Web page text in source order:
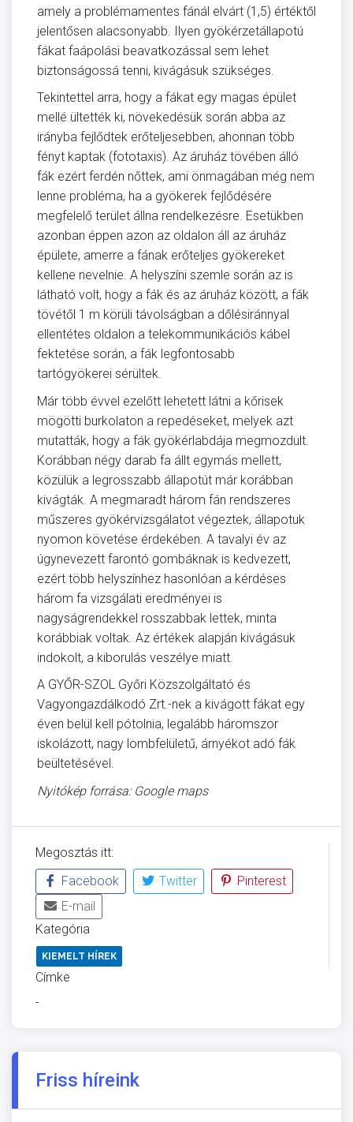
amely a problémamentes fánál elvárt (1,5) értéktől
jelentősen alacsonyabb. Ilyen gyökérzetállapotú
fákat faápolási beavatkozással sem lehet
biztonságossá tenni, kivágásuk szükséges.
Tekintettel arra, hogy a fákat egy magas épület
mellé ültették ki, növekedésük során abba az
irányba fejlődtek erőteljesebben, ahonnan több
fényt kaptak (fototaxis). Az áruház tövében álló
fák ezért ferdén nőttek, ami önmagában még nem
lenne probléma, ha a gyökerek fejlődésére
megfelelő terület állna rendelkezésre. Esetükben
azonban éppen azon az oldalon áll az áruház
épülete, amerre a fának erőteljes gyökereket
kellene nevelnie. A helyszíni szemle során az is
látható volt, hogy a fák és az áruház között, a fák
tövétől 1 m körüli távolságban a dőlésiránnyal
ellentétes oldalon a telekommunikációs kábel
fektetése során, a fák legfontosabb
tartógyökerei sérültek.
Már több évvel ezelőtt lehetett látni a kőrisek
mögötti burkolaton a repedéseket, melyek azt
mutatták, hogy a fák gyökérlabdája megmozdult.
Korábban négy darab fa állt egymás mellett,
közülük a legrosszabb állapotút már korábban
kivágták. A megmaradt három fán rendszeres
műszeres gyökérvizsgálatot végeztek, állapotuk
nyomon követése érdekében. A tavalyi év az
úgynevezett farontó gombáknak is kedvezett,
ezért több helyszínhez hasonlóan a kérdéses
három fa vizsgálati eredményei is
nagyságrendekkel rosszabbak lettek, minta
korábbiak voltak. Az értékek alapján kivágásuk
indokolt, a kiborulás veszélye miatt.
A GYŐR-SZOL Győri Közszolgáltató és
Vagyongazdálkodó Zrt.-nek a kivágott fákat egy
éven belül kell pótolnia, legalább háromszor
iskolázott, nagy lombfelületű, árnyékot adó fák
beültetésével.
Nyitókép forrása: Google maps
Megosztás itt:
Facebook
Twitter
Pinterest
E-mail
Kategória
KIEMELT HÍREK
Címke
-
Friss híreink